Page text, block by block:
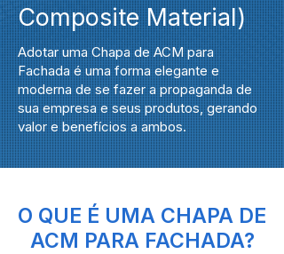
Composite Material)
Adotar uma Chapa de ACM para
Fachada é uma forma elegante e
moderna de se fazer a propaganda de
sua empresa e seus produtos, gerando
valor e benefícios a ambos.
O QUE É UMA CHAPA DE
ACM PARA FACHADA?